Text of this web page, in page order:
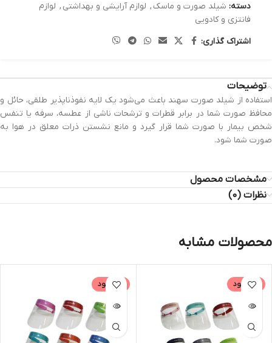
دسته: شیلد صورت و ماسک, لوازم آرایشی و بهداشتی , لوازم
فانتزی و کادویی
اشتراک گذاری:
توضیحات
استفاده از شیلد صورت سهند باعث می‌شود یک لایه نفوذناپذیر طلقی، حائل و
محافظ صورت شما در برابر قطرات و ترشحات ناشی از عطسه، سرفه یا تنفس
شخص بیمار با صورت شما قرار گیرد و مانع نشستن ذرات معلق در هوا به
صورت شما شود.
مشخصات محصول
نظرات (0)
محصولات مشابه
ناموجود ناموجود